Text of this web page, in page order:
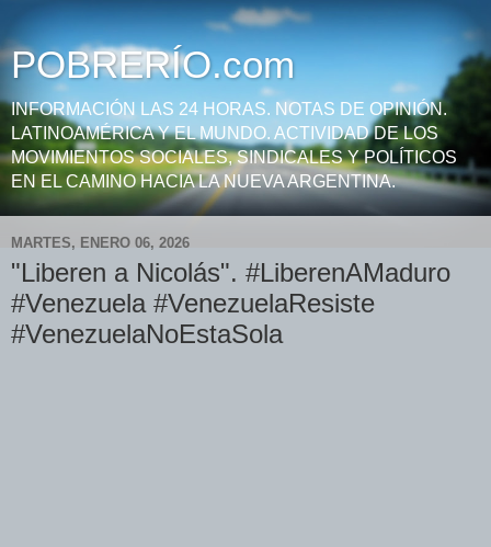
POBRERÍO.com
INFORMACIÓN LAS 24 HORAS. NOTAS DE OPINIÓN.
LATINOAMÉRICA Y EL MUNDO. ACTIVIDAD DE LOS
MOVIMIENTOS SOCIALES, SINDICALES Y POLÍTICOS
EN EL CAMINO HACIA LA NUEVA ARGENTINA.
MARTES, ENERO 06, 2026
"Liberen a Nicolás". #LiberenAMaduro
#Venezuela #VenezuelaResiste
#VenezuelaNoEstaSola